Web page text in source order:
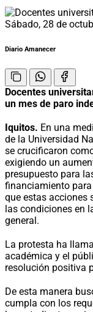
Sábado, 28 de
Diario Amanecer
Docentes
un mes de paro
Iquitos. En una
de la Universidad
se crucificaron
exigiendo un
presupuesto para
financiamiento
que estas acciones
las condiciones en
general.
La protesta ha
académica y el
resolución positiva
De esta manera
cumpla con los